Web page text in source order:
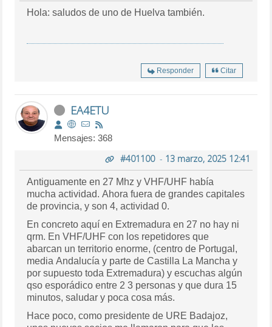
Hola: saludos de uno de Huelva también.
Responder Citar
EA4ETU
Mensajes: 368
#401100- 13 marzo, 2025 12:41
Antiguamente en 27 Mhz y VHF/UHF había
mucha actividad. Ahora fuera de grandes capitales
de provincia, y son 4, actividad 0.
En concreto aquí en Extremadura en 27 no hay ni
qrm. En VHF/UHF con los repetidores que
abarcan un territorio enorme, (centro de Portugal,
media Andalucía y parte de Castilla La Mancha y
por supuesto toda Extremadura) y escuchas algún
qso esporádico entre 2 3 personas y que dura 15
minutos, saludar y poca cosa más.
Hace poco, como presidente de URE Badajoz,